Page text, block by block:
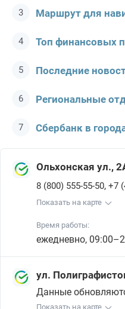
Маршрут для
Топ финансовых
Последние
Региональные
Сбербанк в
Ольхонская ул.,
8 (800) 555-55-50, +7
Показать на карте
Время работы:
ежедневно,
ул.
Данные
Показать на карте